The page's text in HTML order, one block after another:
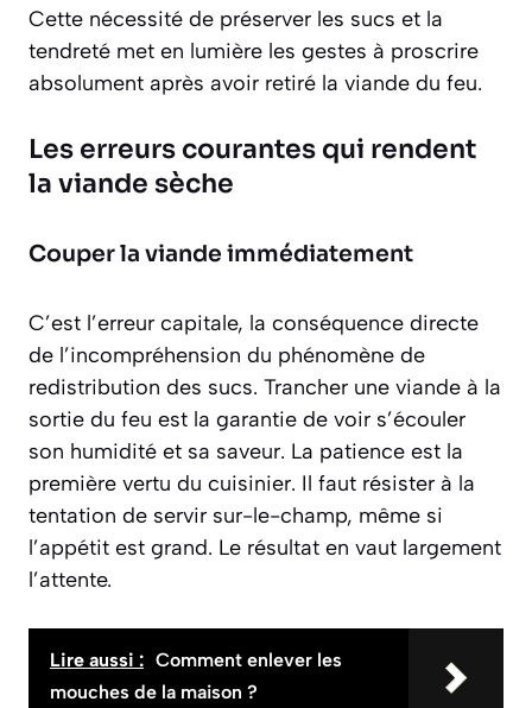
Cette nécessité de préserver les sucs et la
tendreté met en lumière les gestes à proscrire
absolument après avoir retiré la viande du feu.
Les erreurs courantes qui rendent
la viande sèche
Couper la viande immédiatement
C’est l’erreur capitale, la conséquence directe
de l’incompréhension du phénomène de
redistribution des sucs. Trancher une viande à la
sortie du feu est la garantie de voir s’écouler
son humidité et sa saveur. La patience est la
première vertu du cuisinier. Il faut résister à la
tentation de servir sur-le-champ, même si
l’appétit est grand. Le résultat en vaut largement
l’attente.
Lire aussi : Comment enlever les
mouches de la maison ?